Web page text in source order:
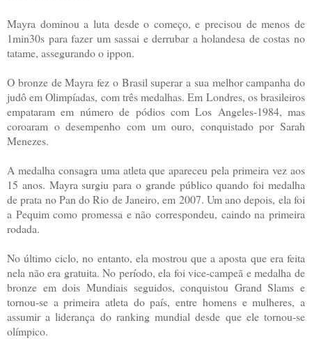
Mayra dominou a luta desde o começo, e precisou de menos de
1min30s para fazer um sassai e derrubar a holandesa de costas no
tatame, assegurando o ippon.
O bronze de Mayra fez o Brasil superar a sua melhor campanha do
judô em Olimpíadas, com três medalhas. Em Londres, os brasileiros
empataram em número de pódios com Los Angeles-1984, mas
coroaram o desempenho com um ouro, conquistado por Sarah
Menezes.
A medalha consagra uma atleta que apareceu pela primeira vez aos
15 anos. Mayra surgiu para o grande público quando foi medalha
de prata no Pan do Rio de Janeiro, em 2007. Um ano depois, ela foi
a Pequim como promessa e não correspondeu, caindo na primeira
rodada.
No último ciclo, no entanto, ela mostrou que a aposta que era feita
nela não era gratuita. No período, ela foi vice-campeã e medalha de
bronze em dois Mundiais seguidos, conquistou Grand Slams e
tornou-se a primeira atleta do país, entre homens e mulheres, a
assumir a liderança do ranking mundial desde que ele tornou-se
olímpico.